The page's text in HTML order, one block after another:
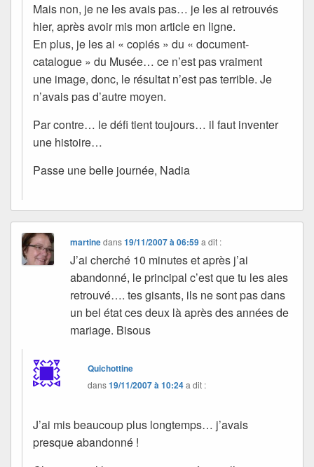
Mais non, je ne les avais pas… je les ai retrouvés
hier, après avoir mis mon article en ligne.
En plus, je les ai « copiés » du « document-
catalogue » du Musée… ce n’est pas vraiment
une image, donc, le résultat n’est pas terrible. Je
n’avais pas d’autre moyen.
Par contre… le défi tient toujours… il faut inventer
une histoire…
Passe une belle journée, Nadia
martinedans19/11/2007 à 06:59 a dit :
J’ai cherché 10 minutes et après j’ai
abandonné, le principal c’est que tu les aies
retrouvé…. tes gisants, ils ne sont pas dans
un bel état ces deux là après des années de
mariage. Bisous
Quichottine
dans19/11/2007 à 10:24a dit :
J’ai mis beaucoup plus longtemps… j’avais
presque abandonné !